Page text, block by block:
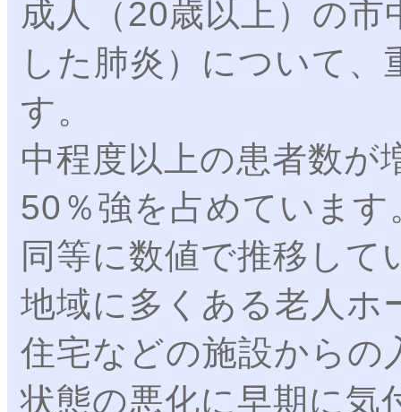
成人（20歳以上）の
した肺炎）について
す。
中程度以上の患者数が
50％強を占めていま
同等に数値で推移して
地域に多くある老人ホ
住宅などの施設からの
状態の悪化に早期に気